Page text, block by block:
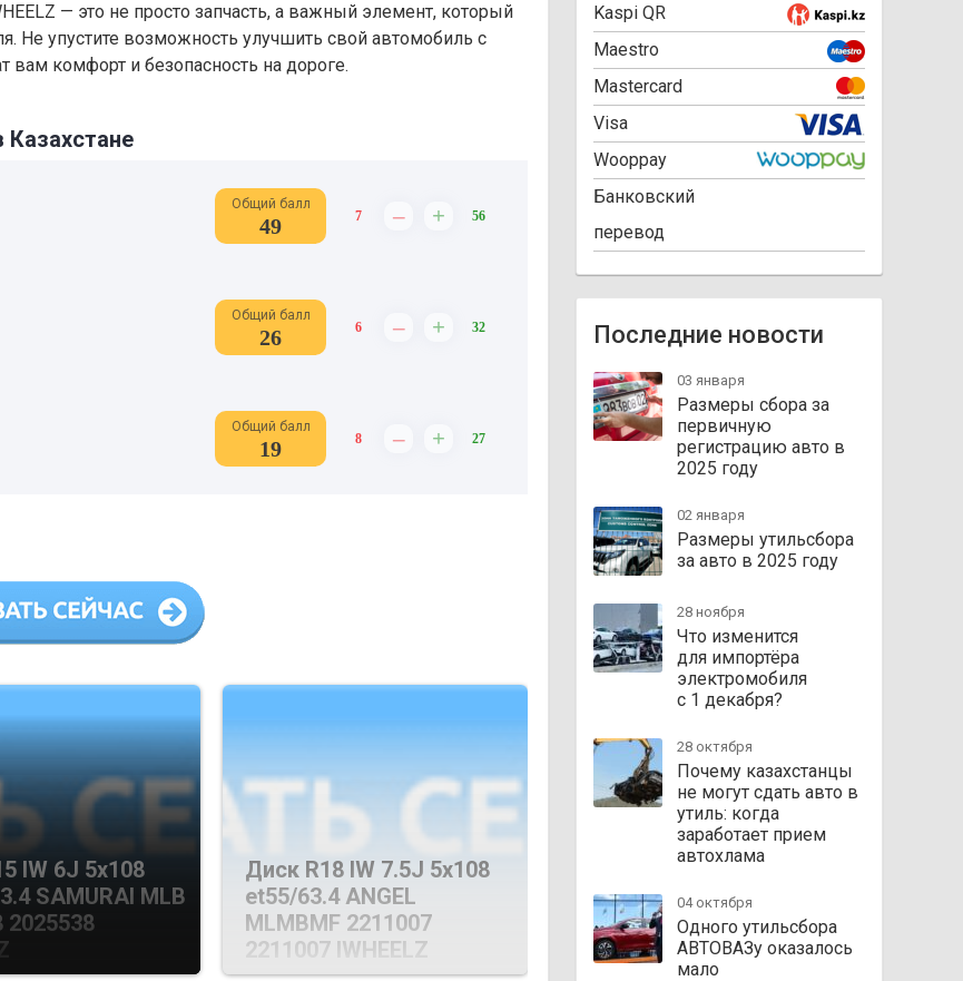
— это не просто запчасть, а важный элемент, который
Не упустите возможность улучшить свой автомобиль с
комфорт и безопасность на дороге.
Казахстане
Общий балл
49 7 – + 56
Общий балл
26 6 – + 32
Общий балл
19 8 – + 27
IW 6J 5х108
SAMURAI MLB
2025538
Диск R18 IW 7.5J 5х108
et55/63.4 ANGEL
MLMBMF 2211007
2211007 IWHEELZ
Kaspi QR
Maestro
Mastercard
Visa
Wooppay
Банковский
перевод
Последние новости
03 января
Размеры сбора за
первичную
регистрацию авто в
2025 году
02 января
Размеры утильсбора
за авто в 2025 году
28 ноября
Что изменится
для импортёра
электромобиля
с 1 декабря?
28 октября
Почему казахстанцы
не могут сдать авто в
утиль: когда
заработает прием
автохлама
04 октября
Одного утильсбора
АВТОВАЗу оказалось
мало